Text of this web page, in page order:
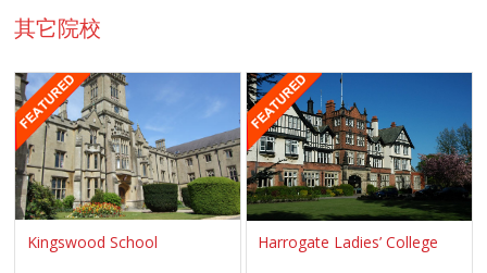
其它院校
Kingswood School Harrogate Ladies’ College